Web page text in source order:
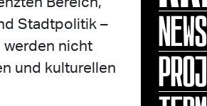
NEWS
Stadtpolitik –
werden nicht
und kulturellen